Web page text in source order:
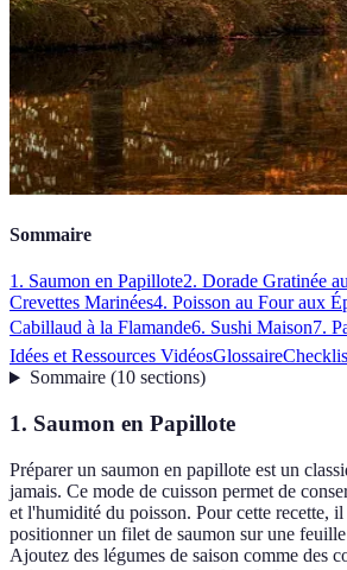
Sommaire
1. Saumon en Papillote2. Dorade Gratinée
Crevettes Marinées4. Poisson au Four aux
Cabillaud à la Flamande6. Sushi Maison7.
Idées et Ressources VidéosGlossaire
Sommaire(10 sections)
1. Saumon en Papillote
Préparer un saumon en papillote est un
jamais. Ce mode de cuisson permet de
et l'humidité du poisson. Pour cette recette,
positionner un filet de saumon sur une
Ajoutez des légumes de saison comme des